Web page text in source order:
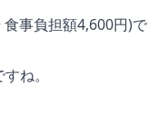
事負担額4,600円)で
ね。